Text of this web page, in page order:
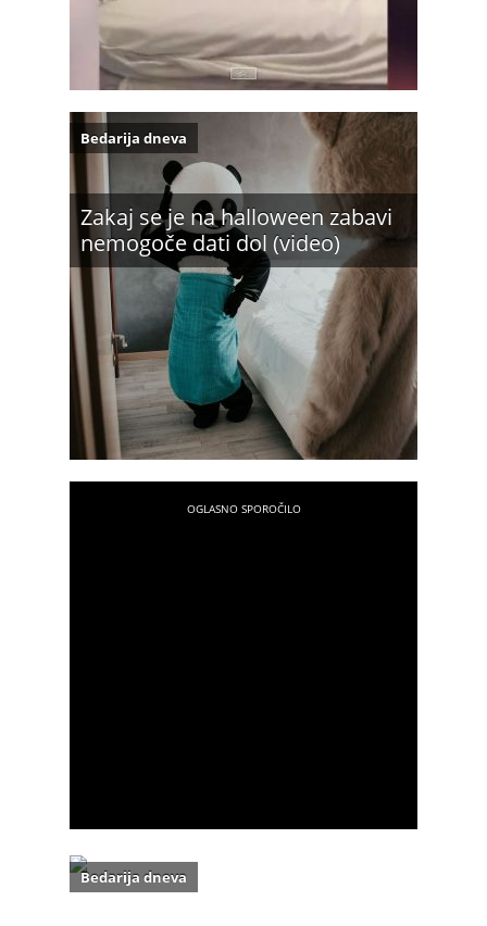
Zakaj se je na halloween zabavi
nemogoče dati dol (video)
Bedarija dneva
Bedarija dneva